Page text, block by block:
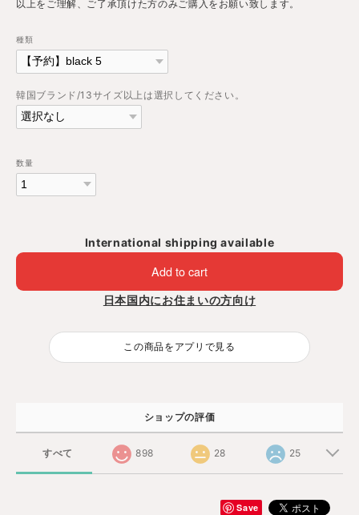
以上をご理解、ご了承頂けた方のみご購入をお願い致します。
種類
韓国ブランド/13サイズ以上は選択してください。
数量
International shipping available
Add to cart
日本国内にお住まいの方向け
この商品をアプリで見る
ショップの評価
すべて 898 28 25
Save